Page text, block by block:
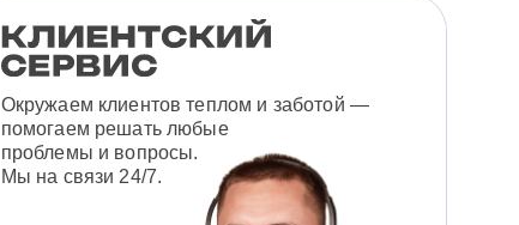
Окружаем клиентов теплом и заботой —
помогаем решать любые
проблемы и вопросы.
Мы на связи 24/7.